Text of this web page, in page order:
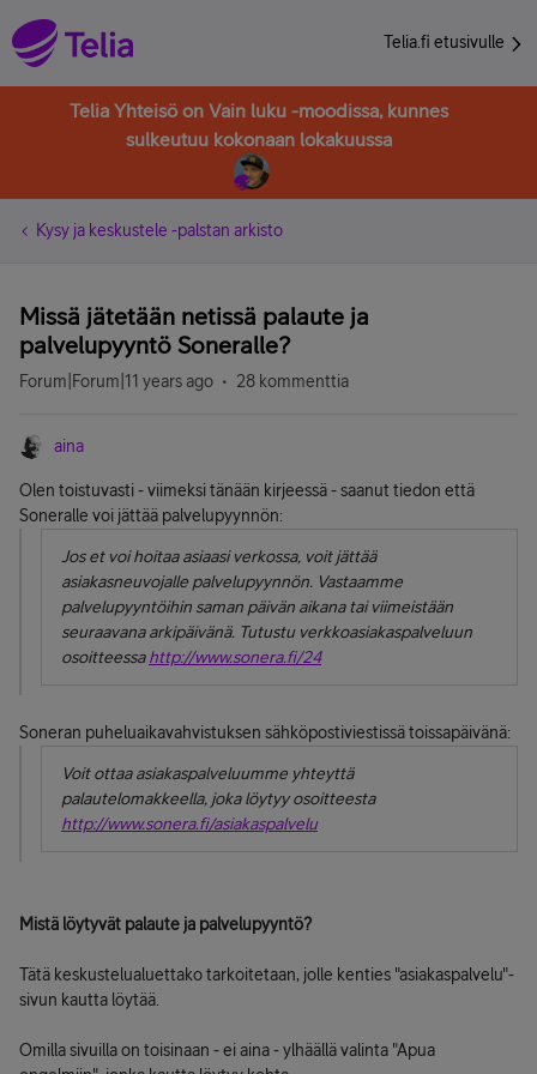
Telia.fi etusivulle
Telia Yhteisö on Vain luku -moodissa, kunnes
sulkeutuu kokonaan lokakuussa
Kysy ja keskustele -palstan arkisto
Missä jätetään netissä palaute ja
palvelupyyntö Soneralle?
Forum|Forum|11 years ago 28 kommenttia
aina
Olen toistuvasti - viimeksi tänään kirjeessä - saanut tiedon että
Soneralle voi jättää palvelupyynnön:
Jos et voi hoitaa asiaasi verkossa, voit jättää
asiakasneuvojalle palvelupyynnön. Vastaamme
palvelupyyntöihin saman päivän aikana tai viimeistään
seuraavana arkipäivänä. Tutustu verkkoasiakaspalveluun
osoitteessahttp://www.sonera.fi/24
Soneran puheluaikavahvistuksen sähköpostiviestissä toissapäivänä:
Voit ottaa asiakaspalveluumme yhteyttä
palautelomakkeella, joka löytyy osoitteesta
http://www.sonera.fi/asiakaspalvelu
Mistä löytyvät palaute ja palvelupyyntö?
Tätä keskustelualuettako tarkoitetaan, jolle kenties "asiakaspalvelu"-
sivun kautta löytää.
Omilla sivuilla on toisinaan - ei aina - ylhäällä valinta "Apua